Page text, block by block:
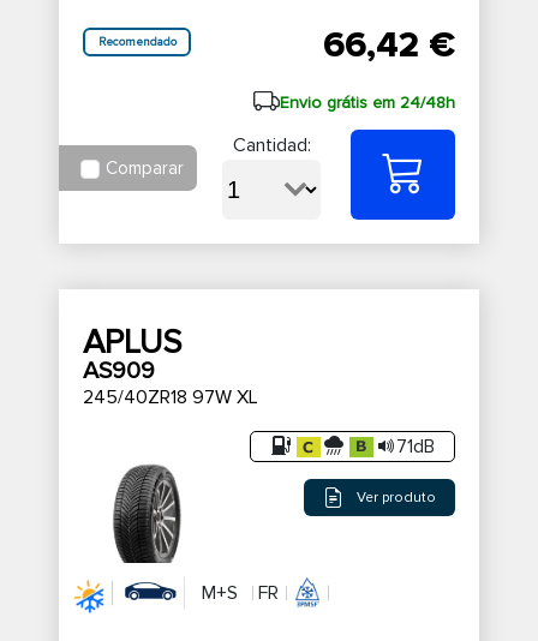
Recomendado 66,42 €
Envio grátis em 24/48h
Comparar
Cantidad:
APLUS
AS909
245/40ZR18 97W XL
71dB
Ver produto
M+S FR